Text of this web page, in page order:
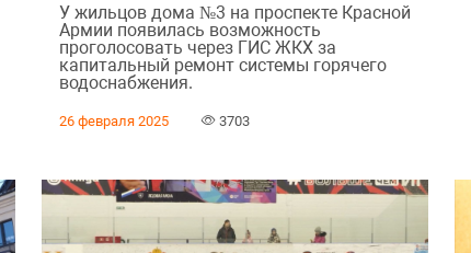
У жильцов дома №3 на проспекте Красной
Армии появилась возможность
проголосовать через ГИС ЖКХ за
капитальный ремонт системы горячего
водоснабжения.
26 февраля 2025 3703